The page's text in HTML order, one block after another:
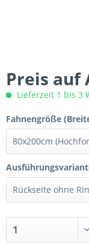
Preis auf
Lieferzeit 1 bis 3
Fahnengröße